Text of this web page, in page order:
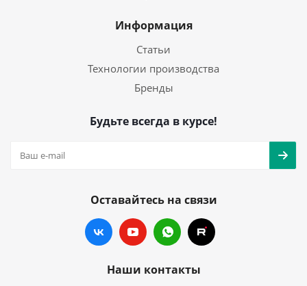
Информация
Статьи
Технологии производства
Бренды
Будьте всегда в курсе!
Оставайтесь на связи
Наши контакты